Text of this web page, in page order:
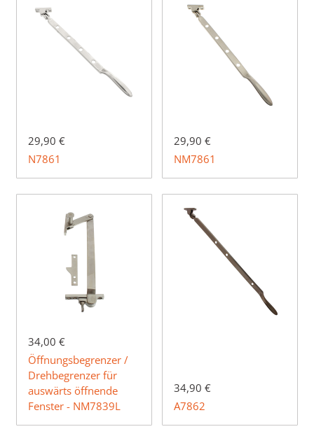
29,90 €
N7861
29,90 €
NM7861
34,00 €
Öffnungsbegrenzer /
Drehbegrenzer für
auswärts öffnende
Fenster - NM7839L
34,90 €
A7862